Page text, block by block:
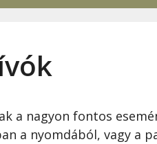
a nagyon fontos
a nyomdából, vagy